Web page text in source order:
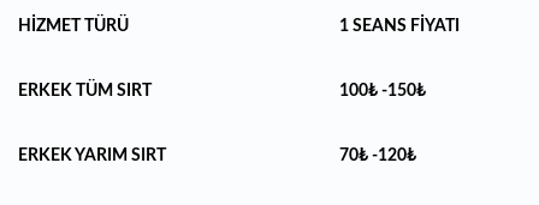
HİZMET TÜRÜ 1 SEANS FİYATI
ERKEK TÜM SIRT 100₺ -150₺
ERKEK YARIM SIRT 70₺ -120₺